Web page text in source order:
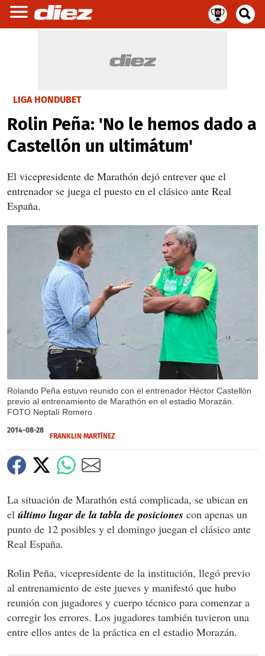
LIGA HONDUBET
Rolin Peña: 'No le hemos dado a
Castellón un ultimátum'
El vicepresidente de Marathón dejó entrever que el
entrenador se juega el puesto en el clásico ante Real
España.
Rolando Peña estuvo reunido con el entrenador Héctor Castellón
previo al entrenamiento de Marathón en el estadio Morazán.
FOTO Neptalí Romero
X
2014-08-28
FRANKLIN MARTÍNEZ
La situación de Marathón está complicada, se ubican en
el último lugar de la tabla de posiciones con apenas un
punto de 12 posibles y el domingo juegan el clásico ante
Real España.
Rolin Peña, vicepresidente de la institución, llegó previo
al entrenamiento de este jueves y manifestó que hubo
reunión con jugadores y cuerpo técnico para comenzar a
corregir los errores. Los jugadores también tuvieron una
entre ellos antes de la práctica en el estadio Morazán.